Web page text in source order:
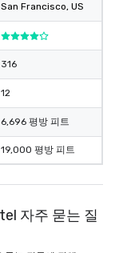
San Francisco, US
316
12
6,696 평방 피트
19,000 평방 피트
자주 묻는 질